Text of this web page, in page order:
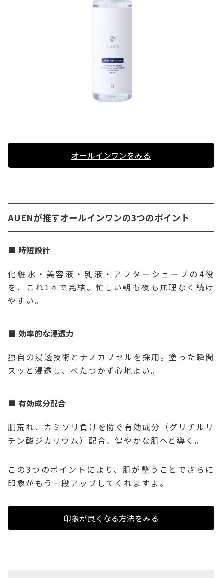
オールインワンをみる
AUENが推すオールインワンの3つのポイント
時短設計
化粧水・美容液・乳液・アフターシェーブの4役
を、これ1本で完結。忙しい朝も夜も無理なく続け
やすい。
効率的な浸透力
独自の浸透技術とナノカプセルを採用。塗った瞬間
スッと浸透し、べたつかず心地よい。
有効成分配合
肌荒れ、カミソリ負けを防ぐ有効成分（グリチルリ
チン酸ジカリウム）配合。健やかな肌へと導く。
この3つのポイントにより、肌が整うことでさらに
印象がもう一段アップしてくれますよ。
印象が良くなる方法をみる